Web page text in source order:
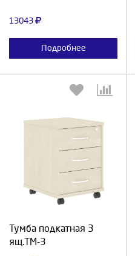
13043
Подробнее
Тумба подкатная 3
ящ.ТМ-3
Выберите количество: